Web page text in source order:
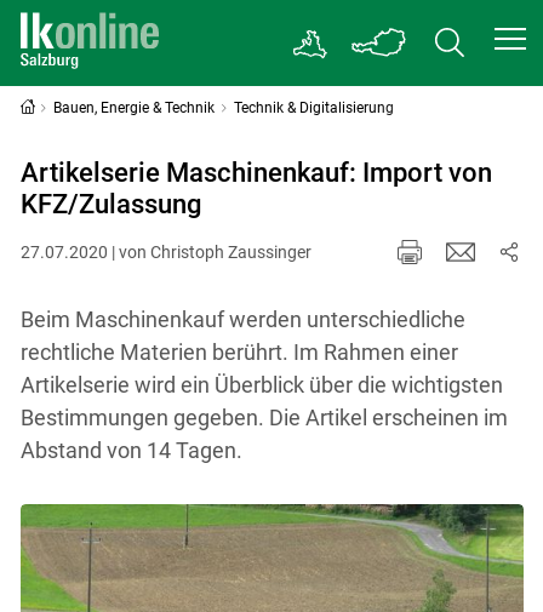
Bauen, Energie & Technik Technik & Digitalisierung
Artikelserie Maschinenkauf: Import von
KFZ/Zulassung
27.07.2020 | von Christoph Zaussinger
Beim Maschinenkauf werden unterschiedliche
rechtliche Materien berührt. Im Rahmen einer
Artikelserie wird ein Überblick über die wichtigsten
Bestimmungen gegeben. Die Artikel erscheinen im
Abstand von 14 Tagen.